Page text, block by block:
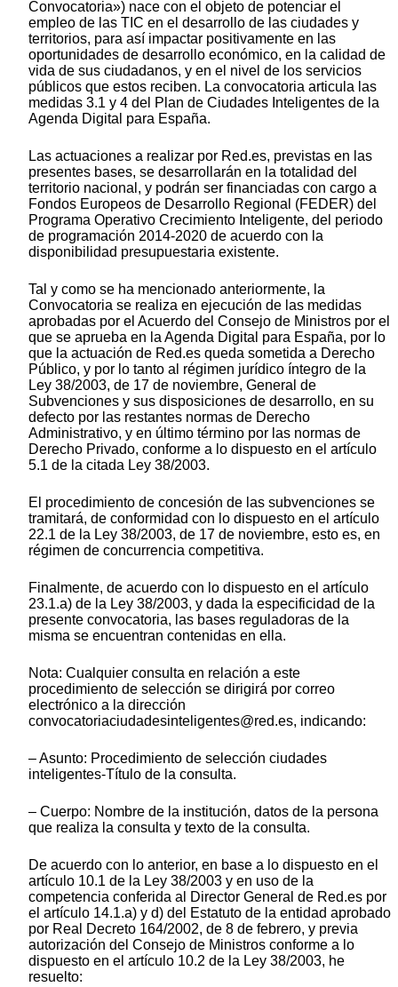
Convocatoria») nace con el objeto de potenciar el
empleo de las TIC en el desarrollo de las ciudades y
territorios, para así impactar positivamente en las
oportunidades de desarrollo económico, en la calidad de
vida de sus ciudadanos, y en el nivel de los servicios
públicos que estos reciben. La convocatoria articula las
medidas 3.1 y 4 del Plan de Ciudades Inteligentes de la
Agenda Digital para España.
Las actuaciones a realizar por Red.es, previstas en las
presentes bases, se desarrollarán en la totalidad del
territorio nacional, y podrán ser financiadas con cargo a
Fondos Europeos de Desarrollo Regional (FEDER) del
Programa Operativo Crecimiento Inteligente, del periodo
de programación 2014-2020 de acuerdo con la
disponibilidad presupuestaria existente.
Tal y como se ha mencionado anteriormente, la
Convocatoria se realiza en ejecución de las medidas
aprobadas por el Acuerdo del Consejo de Ministros por el
que se aprueba en la Agenda Digital para España, por lo
que la actuación de Red.es queda sometida a Derecho
Público, y por lo tanto al régimen jurídico íntegro de la
Ley 38/2003, de 17 de noviembre, General de
Subvenciones y sus disposiciones de desarrollo, en su
defecto por las restantes normas de Derecho
Administrativo, y en último término por las normas de
Derecho Privado, conforme a lo dispuesto en el artículo
5.1 de la citada Ley 38/2003.
El procedimiento de concesión de las subvenciones se
tramitará, de conformidad con lo dispuesto en el artículo
22.1 de la Ley 38/2003, de 17 de noviembre, esto es, en
régimen de concurrencia competitiva.
Finalmente, de acuerdo con lo dispuesto en el artículo
23.1.a) de la Ley 38/2003, y dada la especificidad de la
presente convocatoria, las bases reguladoras de la
misma se encuentran contenidas en ella.
Nota: Cualquier consulta en relación a este
procedimiento de selección se dirigirá por correo
electrónico a la dirección
convocatoriaciudadesinteligentes@red.es, indicando:
– Asunto: Procedimiento de selección ciudades
inteligentes-Título de la consulta.
– Cuerpo: Nombre de la institución, datos de la persona
que realiza la consulta y texto de la consulta.
De acuerdo con lo anterior, en base a lo dispuesto en el
artículo 10.1 de la Ley 38/2003 y en uso de la
competencia conferida al Director General de Red.es por
el artículo 14.1.a) y d) del Estatuto de la entidad aprobado
por Real Decreto 164/2002, de 8 de febrero, y previa
autorización del Consejo de Ministros conforme a lo
dispuesto en el artículo 10.2 de la Ley 38/2003, he
resuelto: